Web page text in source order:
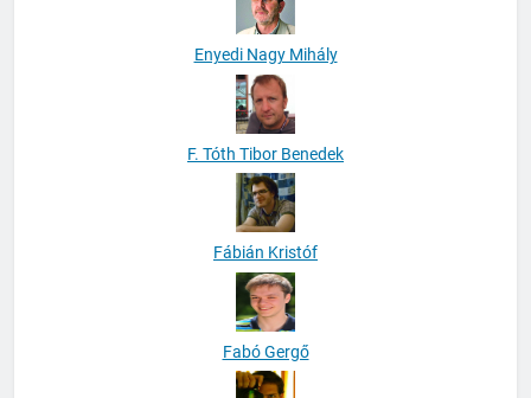
Enyedi Nagy Mihály
F. Tóth Tibor Benedek
Fábián Kristóf
Fabó Gergő